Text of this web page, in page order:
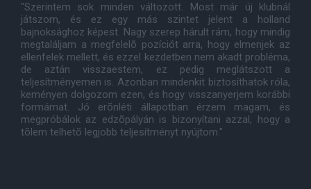
"Szerintem sok minden változott. Most már új klubnál
játszom, és ez egy más szintet jelent a holland
bajnoksághoz képest. Nagy szerep hárult rám, hogy mindig
megtaláljam a megfelelõ pozíciót arra, hogy elmenjek az
ellenfelek mellett, és ezzel kezdetben nem akadt probléma,
de aztán visszaestem, ez pedig meglátszott a
teljesítményemen is. Azonban mindenkit biztosíthatok róla,
keményen dolgozom ezen, és hogy visszanyerjem korábbi
formámat. Jó erõnléti állapotban érzem magam, és
megpróbálok az edzõpályán is bizonyítani azzal, hogy a
tõlem telhetõ legjobb teljesítményt nyújtom."